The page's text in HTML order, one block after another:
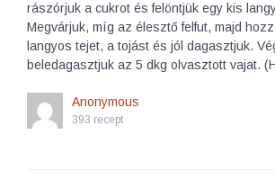
rászórjuk a cukrot és felöntjük egy kis
Megvárjuk, míg az élesztő felfut, majd
langyos tejet, a tojást és jól dagasztjuk.
beledagasztjuk az 5 dkg olvasztott vajat.
Anonymous
393 recept